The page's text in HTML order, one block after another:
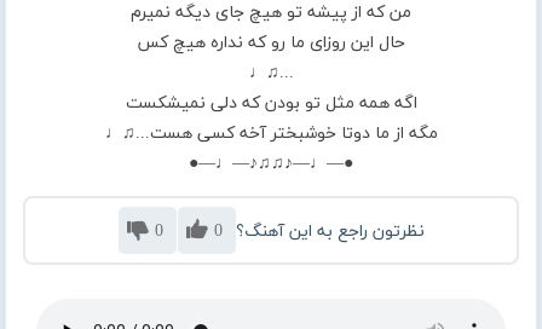
من که از پیشه تو هیچ جای دیگه نمیرم
حال این روزای ما رو که نداره هیچ کس
...♫♩
اگه همه مثل تو بودن که دلی نمیشکست
مگه از ما دوتا خوشبختر آخه کسی هست...♫♩
●—♩—♪♫♫♪—♩—●
نظرتون راجع به این آهنگ؟ 0
0